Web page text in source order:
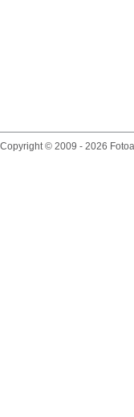
Copyright © 2009 - 2026